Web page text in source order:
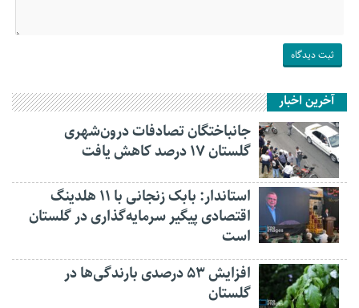
آخرین اخبار
جانباختگان تصادفات درون‌شهری
گلستان ۱۷ درصد کاهش یافت
استاندار: بابک زنجانی با ۱۱ هلدینگ
اقتصادی پیگیر سرمایه‌گذاری در گلستان
است
افزایش ۵۳ درصدی بارندگی‌ها در
گلستان